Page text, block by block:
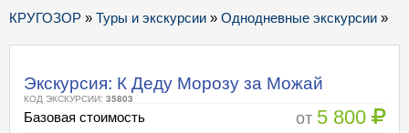
КРУГОЗОР » Туры и экскурсии » Однодневные экскурсии »
Экскурсия: К Деду Морозу за Можай
КОД ЭКСКУРСИИ: 35803
Базовая стоимость от 5 800